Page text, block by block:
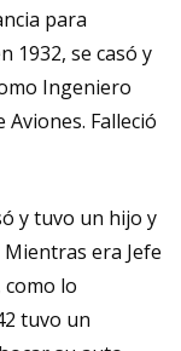
para
1932, se casó y
Ingeniero
Falleció
y tuvo un hijo y
era Jefe
como lo
tuvo un